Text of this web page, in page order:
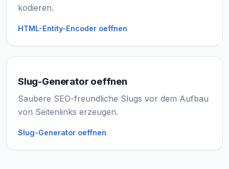
kodieren.
HTML-Entity-Encoder oeffnen
Slug-Generator oeffnen
Saubere SEO-freundliche Slugs vor dem Aufbau
von Seitenlinks erzeugen.
Slug-Generator oeffnen